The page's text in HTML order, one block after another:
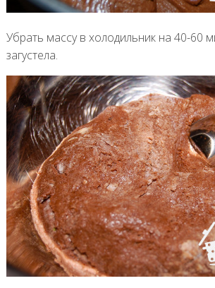
Убрать массу в холодильник на 40-60
загустела.